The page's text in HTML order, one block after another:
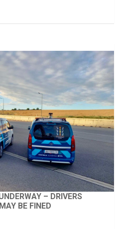
– DRIVERS
BE FINED